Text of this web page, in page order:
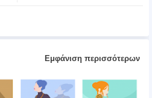
Εμφάνιση περισσότερων